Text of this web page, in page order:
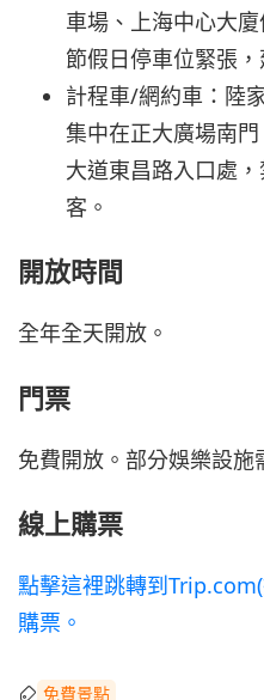
車場、上海中心大
節假日停車位緊張
計程車/網約車：陸
集中在正大廣場南
大道東昌路入口處
客。
開放時間
全年全天開放。
門票
免費開放。部分娛樂設施
線上購票
點擊這裡跳轉到
購票。
免費景點